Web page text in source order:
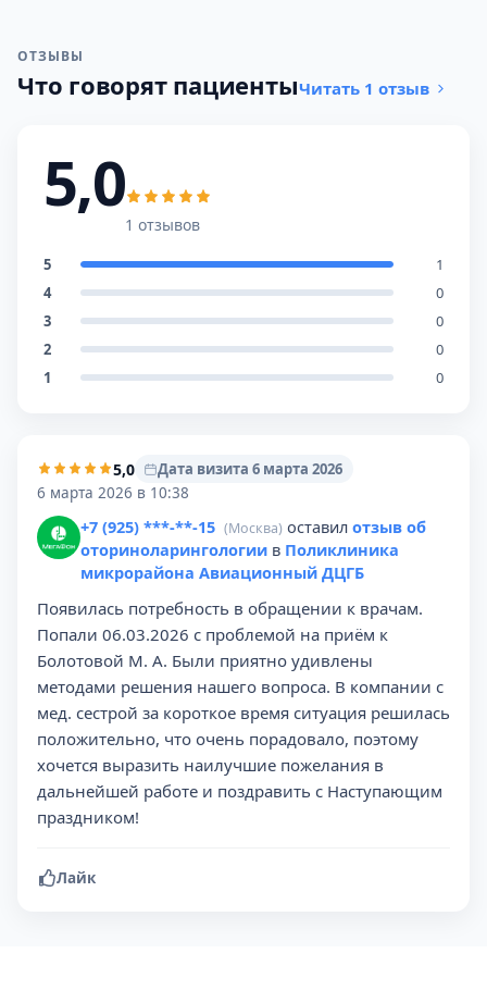
ОТЗЫВЫ
Что говорят пациентыЧитать 1 отзыв
5,0
1 отзывов
5
1
4
0
3
0
2
0
1
0
5,0
Дата визита 6 марта 2026
6 марта 2026 в 10:38
+7 (925) ***-**-15 (Москва) оставил отзыв об
оториноларингологии в Поликлиника
микрорайона Авиационный ДЦГБ
Появилась потребность в обращении к врачам.
Попали 06.03.2026 с проблемой на приём к
Болотовой М. А. Были приятно удивлены
методами решения нашего вопроса. В компании с
мед. сестрой за короткое время ситуация решилась
положительно, что очень порадовало, поэтому
хочется выразить наилучшие пожелания в
дальнейшей работе и поздравить с Наступающим
праздником!
Лайк